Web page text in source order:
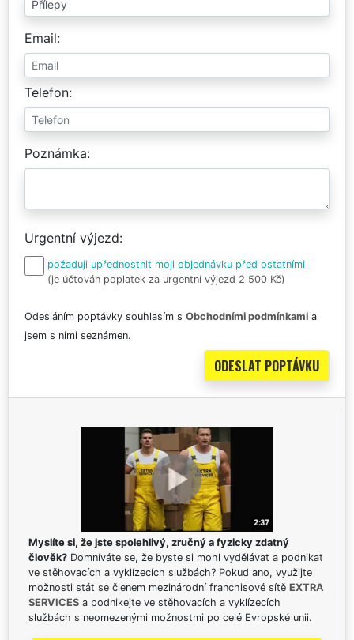
Email
Telefon
Poznámka
Urgentní výjezd
požaduji upřednostnit moji objednávku před ostatními
(je účtován poplatek za urgentní výjezd 2 500 Kč)
Odesláním poptávky souhlasím s Obchodními podmínkami a
jsem s nimi seznámen.
Myslíte si, že jste spolehlivý, zručný a fyzicky zdatný
člověk? Domníváte se, že byste si mohl vydělávat a podnikat
ve stěhovacích a vyklízecích službách? Pokud ano, využijte
možnosti stát se členem mezinárodní franchisové sítě EXTRA
SERVICES a podnikejte ve stěhovacích a vyklízecích
službách s neomezenými možnostmi po celé Evropské unii.